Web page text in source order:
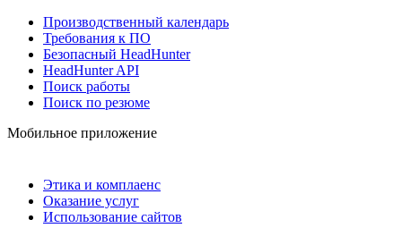
Производственный календарь
Требования к ПО
Безопасный HeadHunter
HeadHunter API
Поиск работы
Поиск по резюме
Мобильное приложение
Этика и комплаенс
Оказание услуг
Использование сайтов